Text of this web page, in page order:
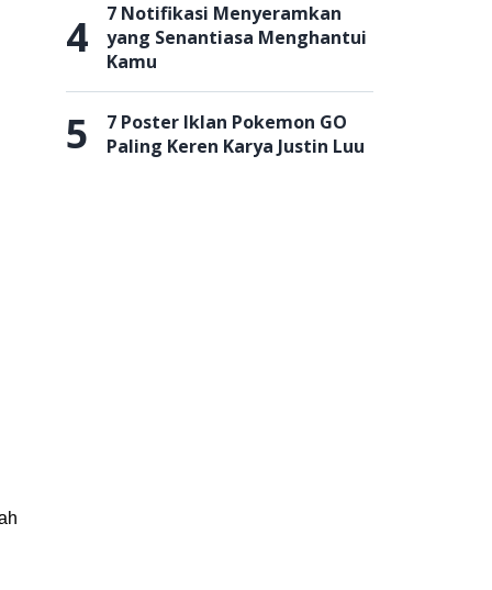
4
7 Notifikasi Menyeramkan
yang Senantiasa Menghantui
Kamu
5
7 Poster Iklan Pokemon GO
Paling Keren Karya Justin Luu